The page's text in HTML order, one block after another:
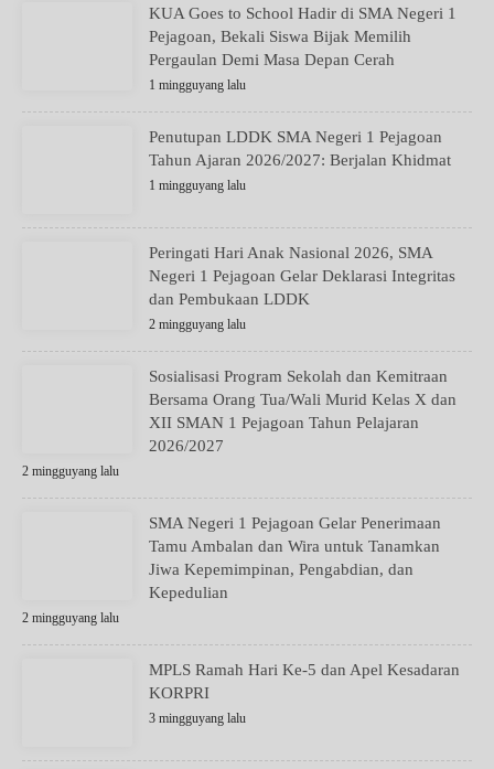
KUA Goes to School Hadir di SMA Negeri 1
Pejagoan, Bekali Siswa Bijak Memilih
Pergaulan Demi Masa Depan Cerah
1 mingguyang lalu
Penutupan LDDK SMA Negeri 1 Pejagoan
Tahun Ajaran 2026/2027: Berjalan Khidmat
1 mingguyang lalu
Peringati Hari Anak Nasional 2026, SMA
Negeri 1 Pejagoan Gelar Deklarasi Integritas
dan Pembukaan LDDK
2 mingguyang lalu
Sosialisasi Program Sekolah dan Kemitraan
Bersama Orang Tua/Wali Murid Kelas X dan
XII SMAN 1 Pejagoan Tahun Pelajaran
2026/2027
2 mingguyang lalu
SMA Negeri 1 Pejagoan Gelar Penerimaan
Tamu Ambalan dan Wira untuk Tanamkan
Jiwa Kepemimpinan, Pengabdian, dan
Kepedulian
2 mingguyang lalu
MPLS Ramah Hari Ke-5 dan Apel Kesadaran
KORPRI
3 mingguyang lalu